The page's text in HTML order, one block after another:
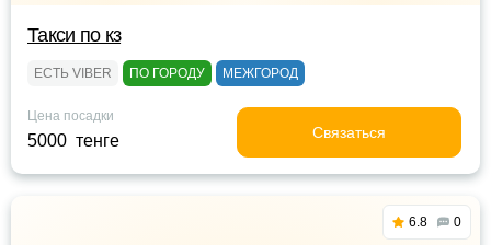
Такси по кз
ЕСТЬ VIBER ПО ГОРОДУ МЕЖГОРОД
Цена посадки
5000 тенге Связаться
6.8 0